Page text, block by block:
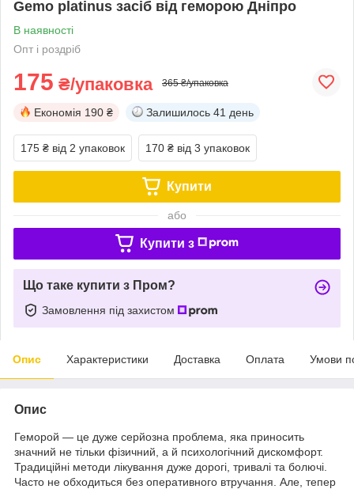
Gemo platinus засіб від геморою Дніпро
В наявності
Опт і роздріб
175 ₴/упаковка 365 ₴/упаковка
Економія 190 ₴ Залишилось 41 день
175 ₴ від 2 упаковок 170 ₴ від 3 упаковок
Купити
або
Купити з
Що таке купити з Пром?
Замовлення під захистом
Опис Характеристики Доставка Оплата Умови
Опис
Геморой — це дуже серйозна проблема, яка приносить
значний не тільки фізичний, а й психологічний дискомфорт.
Традиційні методи лікування дуже дорогі, тривалі та болючі.
Часто не обходиться без оперативного втручання. Але, тепер